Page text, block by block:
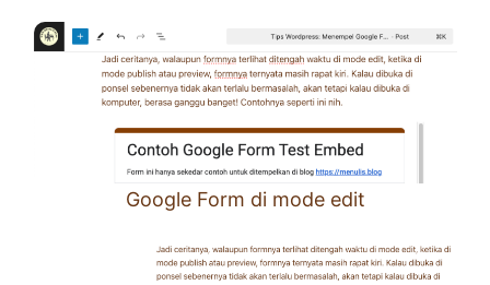
Google Form di mode edit